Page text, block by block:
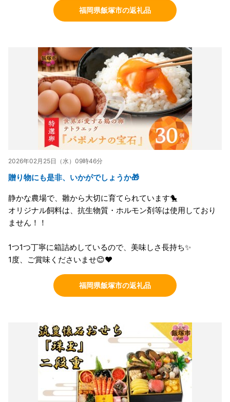
福岡県飯塚市の返礼品
2026年02月25日（水）09時46分
贈り物にも是非、いかがでしょうか🎁
静かな農場で、雛から大切に育てられています🐤
オリジナル飼料は、抗生物質・ホルモン剤等は使用しており
ません！！
1つ1つ丁寧に箱詰めしているので、美味しさ長持ち✨
1度、ご賞味くださいませ😊❤️
福岡県飯塚市の返礼品